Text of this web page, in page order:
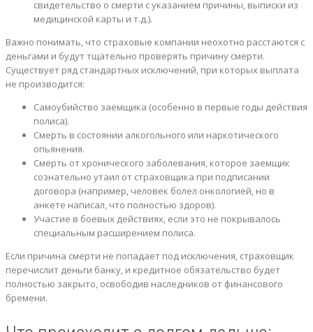
свидетельство о смерти с указанием причины, выписки из
медицинской карты и т.д.).
Важно понимать, что страховые компании неохотно расстаются с
деньгами и будут тщательно проверять причину смерти.
Существует ряд стандартных исключений, при которых выплата
не производится:
Самоубийство заемщика (особенно в первые годы действия
полиса).
Смерть в состоянии алкогольного или наркотического
опьянения.
Смерть от хронического заболевания, которое заемщик
сознательно утаил от страховщика при подписании
договора (например, человек болел онкологией, но в
анкете написал, что полностью здоров).
Участие в боевых действиях, если это не покрывалось
специальным расширением полиса.
Если причина смерти не попадает под исключения, страховщик
перечислит деньги банку, и кредитное обязательство будет
полностью закрыто, освободив наследников от финансового
бремени.